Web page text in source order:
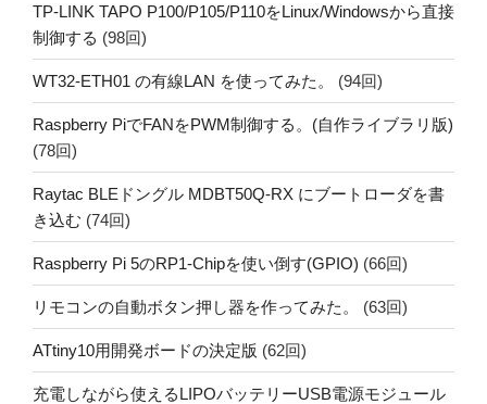
TP-LINK TAPO P100/P105/P110をLinux/Windowsから直接
制御する (98回)
WT32-ETH01 の有線LAN を使ってみた。 (94回)
Raspberry PiでFANをPWM制御する。(自作ライブラリ版)
(78回)
Raytac BLEドングル MDBT50Q-RX にブートローダを書
き込む (74回)
Raspberry Pi 5のRP1-Chipを使い倒す(GPIO) (66回)
リモコンの自動ボタン押し器を作ってみた。 (63回)
ATtiny10用開発ボードの決定版 (62回)
充電しながら使えるLIPOバッテリーUSB電源モジュール